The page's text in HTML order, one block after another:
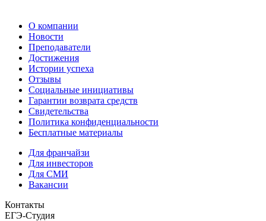
О компании
Новости
Преподаватели
Достижения
Истории успеха
Отзывы
Социальные инициативы
Гарантии возврата средств
Свидетельства
Политика конфиденциальности
Бесплатные материалы
Для франчайзи
Для инвесторов
Для СМИ
Вакансии
Контакты
ЕГЭ-Студия